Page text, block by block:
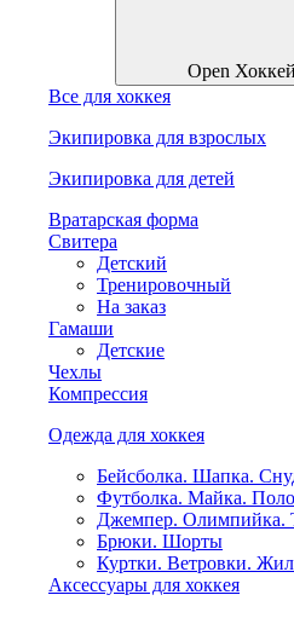
Open Хоккей
Все для хоккея
Экипировка для взрослых
Экипировка для детей
Вратарская форма
Свитера
Детский
Тренировочный
На заказ
Гамаши
Детские
Чехлы
Компрессия
Одежда для хоккея
Бейсболка. Шапка.
Футболка. Майка. Поло
Джемпер. Олимпийка.
Брюки. Шорты
Куртки. Ветровки.
Аксессуары для хоккея